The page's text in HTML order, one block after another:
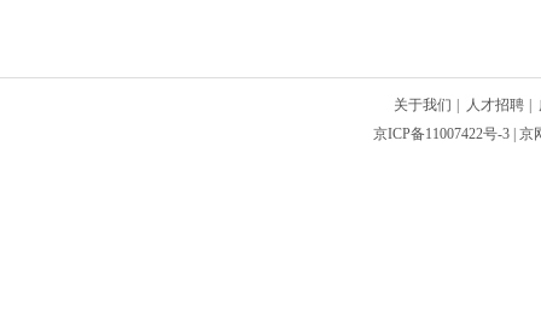
关于我们 人才招聘
京ICP备11007422号-3 |